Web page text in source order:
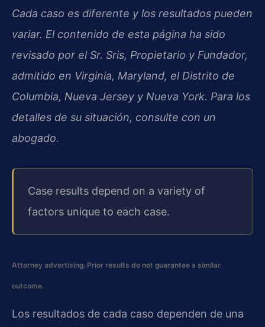
Cada caso es diferente y los resultados pueden
variar. El contenido de esta página ha sido
revisado por el Sr. Sris, Propietario y Fundador,
admitido en Virginia, Maryland, el Distrito de
Columbia, Nueva Jersey y Nueva York. Para los
detalles de su situación, consulte con un
abogado.
Case results depend on a variety of
factors unique to each case.
Attorney advertising. Prior results do not guarantee a similar
outcome.
Los resultados de cada caso dependen de una